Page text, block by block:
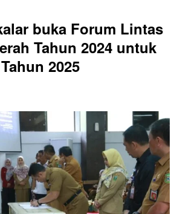
buka Forum Lintas
Tahun 2024 untuk
2025